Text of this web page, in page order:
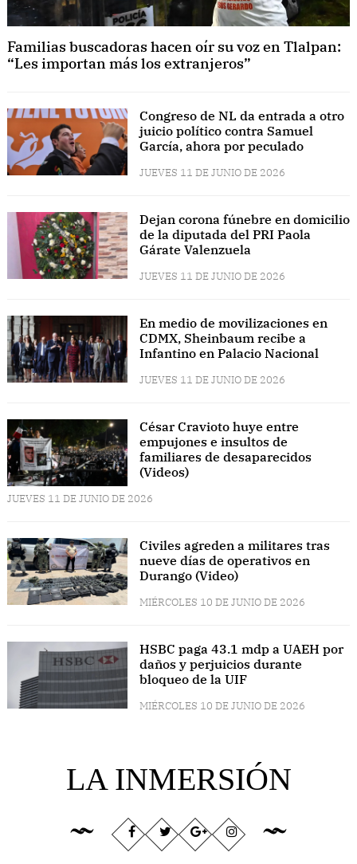
Familias buscadoras hacen oír su voz en Tlalpan:
“Les importan más los extranjeros”
Congreso de NL da entrada a otro
juicio político contra Samuel
García, ahora por peculado
JUEVES 11 DE JUNIO DE 2026
Dejan corona fúnebre en domicilio
de la diputada del PRI Paola
Gárate Valenzuela
JUEVES 11 DE JUNIO DE 2026
En medio de movilizaciones en
CDMX, Sheinbaum recibe a
Infantino en Palacio Nacional
JUEVES 11 DE JUNIO DE 2026
César Cravioto huye entre
empujones e insultos de
familiares de desaparecidos
(Videos)
JUEVES 11 DE JUNIO DE 2026
Civiles agreden a militares tras
nueve días de operativos en
Durango (Video)
MIÉRCOLES 10 DE JUNIO DE 2026
HSBC paga 43.1 mdp a UAEH por
daños y perjuicios durante
bloqueo de la UIF
MIÉRCOLES 10 DE JUNIO DE 2026
LA INMERSIÓN